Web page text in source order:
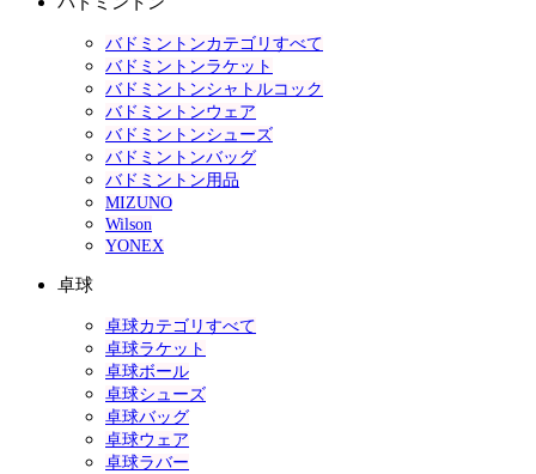
バドミントンカテゴリすべて
バドミントンラケット
バドミントンシャトルコック
バドミントンウェア
バドミントンシューズ
バドミントンバッグ
バドミントン用品
MIZUNO
Wilson
YONEX
卓球
卓球カテゴリすべて
卓球ラケット
卓球ボール
卓球シューズ
卓球バッグ
卓球ウェア
卓球ラバー